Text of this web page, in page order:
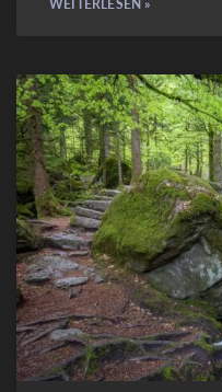
WEITERLESEN »